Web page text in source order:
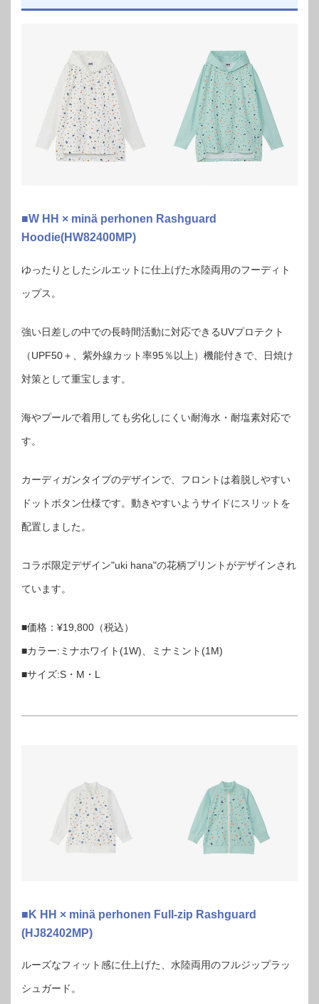
■W HH × minä perhonen Rashguard
Hoodie(HW82400MP)
ゆったりとしたシルエットに仕上げた水陸両用のフーディト
ップス。
強い日差しの中での長時間活動に対応できるUVプロテクト
（UPF50＋、紫外線カット率95％以上）機能付きで、日焼け
対策として重宝します。
海やプールで着用しても劣化しにくい耐海水・耐塩素対応で
す。
カーディガンタイプのデザインで、フロントは着脱しやすい
ドットボタン仕様です。動きやすいようサイドにスリットを
配置しました。
コラボ限定デザイン"uki hana"の花柄プリントがデザインされ
ています。
■価格：¥19,800（税込）
■カラー:ミナホワイト(1W)、ミナミント(1M)
■サイズ:S・M・L
■K HH × minä perhonen Full-zip Rashguard
(HJ82402MP)
ルーズなフィット感に仕上げた、水陸両用のフルジップラッ
シュガード。